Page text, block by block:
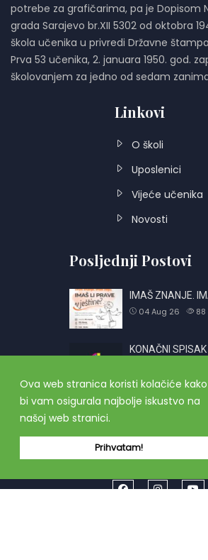
Ova web stranica koristi kolačiće kako
bi vam osigurala najbolje iskustvo na
našoj web stranici.
Prihvatam!
potrebe za grafičarima, pa je Dopisom
grada Sarajevo br.XII 5302 od oktobra
škola učenika u privredi Državne
Prva 53 učenika, 2. januara 1950. god.
školovanjem za jedno od sedam
Linkovi
O školi
Uposlenici
Vijeće učenika
Novosti
Posljednji Postovi
IMAŠ ZNANJE.
04 Aug 26
88
KONAČNI SPISAK
OBAVJEŠTENJE